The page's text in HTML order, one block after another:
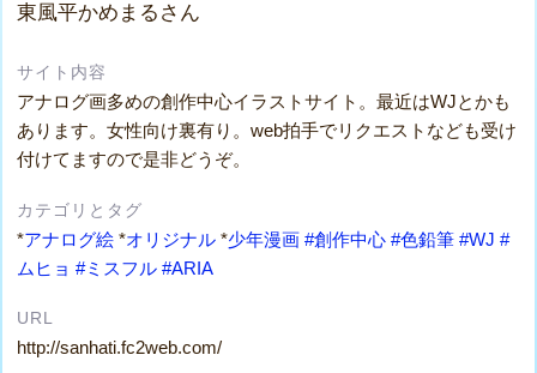
東風平かめまるさん
サイト内容
アナログ画多めの創作中心イラストサイト。最近はWJとかも
あります。女性向け裏有り。web拍手でリクエストなども受け
付けてますので是非どうぞ。
カテゴリとタグ
*アナログ絵 *オリジナル *少年漫画 #創作中心 #色鉛筆 #WJ #
ムヒョ #ミスフル #ARIA
URL
http://sanhati.fc2web.com/